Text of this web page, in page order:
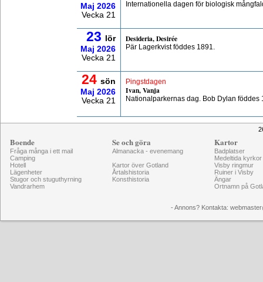
Maj 2026
Vecka 21
Internationella dagen för biologisk
23
lör
Maj 2026
Vecka 21
Desideria, Desirée
Pär Lagerkvist föddes 1891.
24 sön
Maj 2026
Vecka 21
Pingstdagen
Ivan, Vanja
Nationalparkernas dag. Bob Dylan föddes
Boende
Fråga många i ett mail
Camping
Hotell
Lägenheter
Stugor och stuguthyrning
Vandrarhem
Se och göra
Almanacka - evenemang
Kartor över Gotland
Årtalshistoria
Konsthistoria
Kartor
Badplatser
Medeltida kyrkor
Visby ringmur
Ruiner i Visby
Ängar
Ortnamn på
- Annons? Kontakta: